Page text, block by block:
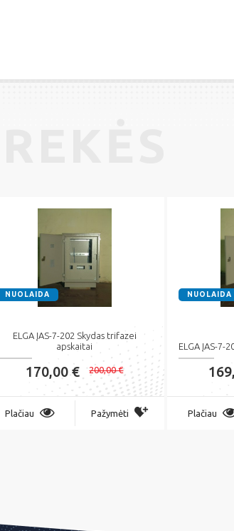
NUOLAIDA
ELGA ĮAS-7-202 Skydas trifazei
apskaitai
170,00 € 200,00 €
Plačiau Pažymėti
NUOLAIDA
ELGA ĮAS-7-
Plačiau